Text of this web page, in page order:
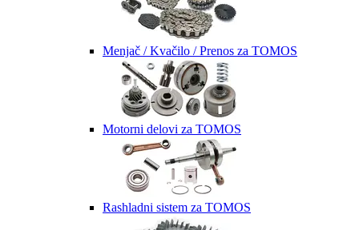
Menjač / Kvačilo / Prenos za TOMOS
Motorni delovi za TOMOS
Rashladni sistem za TOMOS